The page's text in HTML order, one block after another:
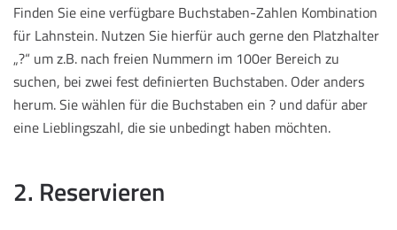
Finden Sie eine verfügbare Buchstaben-Zahlen Kombination
für Lahnstein. Nutzen Sie hierfür auch gerne den Platzhalter
„?“ um z.B. nach freien Nummern im 100er Bereich zu
suchen, bei zwei fest definierten Buchstaben. Oder anders
herum. Sie wählen für die Buchstaben ein ? und dafür aber
eine Lieblingszahl, die sie unbedingt haben möchten.
2. Reservieren